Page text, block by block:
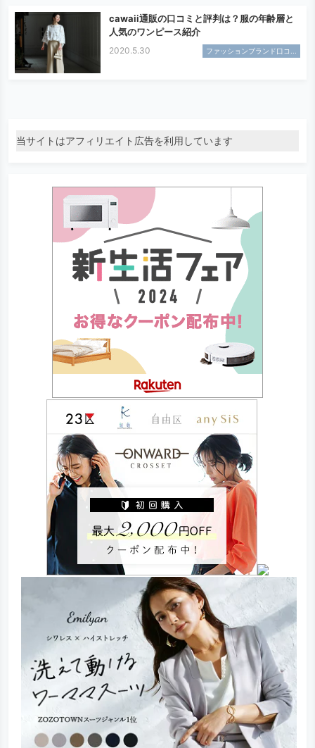
cawaii通販の口コミと評判は？服の年齢層と
人気のワンピース紹介
2020.5.30 ファッションブランド口コ...
当サイトはアフィリエイト広告を利用しています